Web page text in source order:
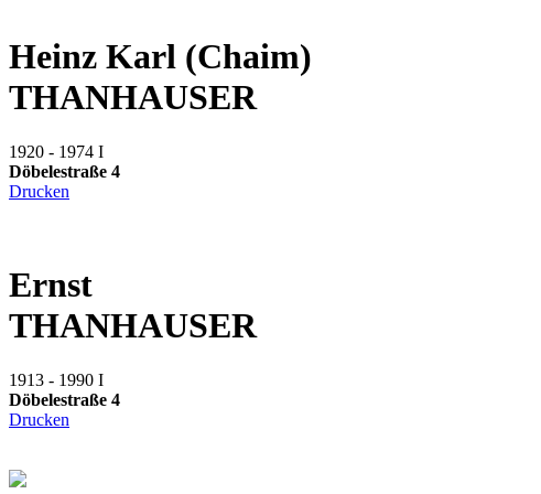
Heinz Karl (Chaim)
THANHAUSER
1920 - 1974 I
Döbelestraße 4
Drucken
Ernst
THANHAUSER
1913 - 1990 I
Döbelestraße 4
Drucken